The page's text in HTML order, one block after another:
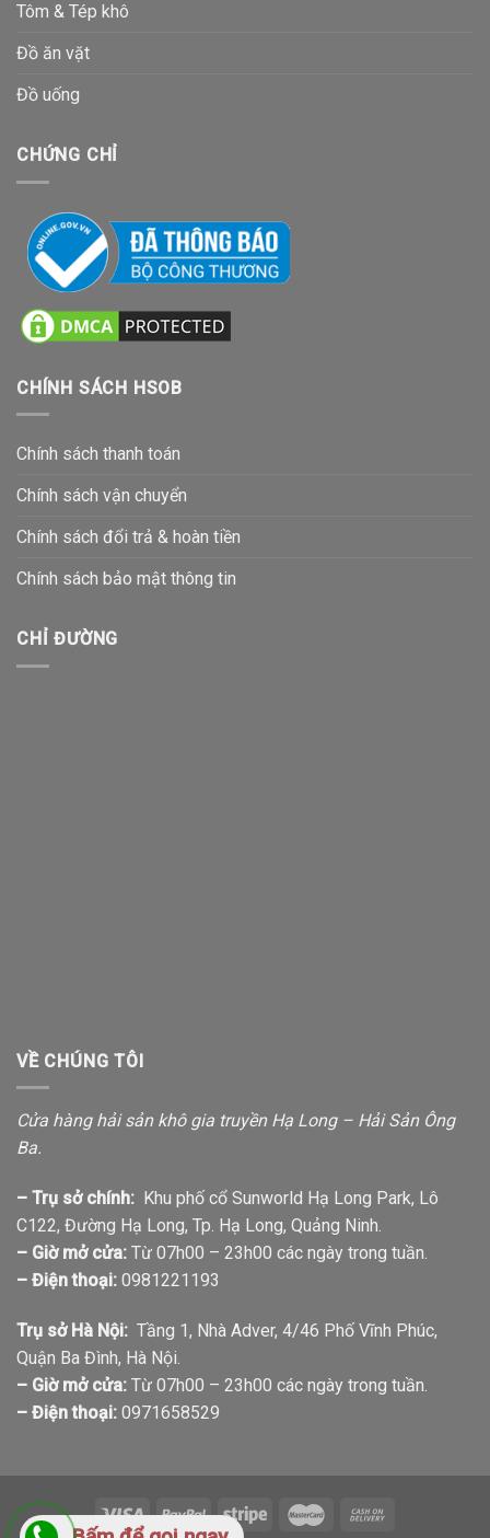
Tôm & Tép khô
Đồ ăn vặt
Đồ uống
CHỨNG CHỈ
CHÍNH SÁCH HSOB
Chính sách thanh toán
Chính sách vận chuyển
Chính sách đổi trả & hoàn tiền
Chính sách bảo mật thông tin
CHỈ ĐƯỜNG
VỀ CHÚNG TÔI
Cửa hàng hải sản khô gia truyền Hạ Long – Hải Sản Ông
Ba.
– Trụ sở chính: Khu phố cổ Sunworld Hạ Long Park, Lô
C122, Đường Hạ Long, Tp. Hạ Long, Quảng Ninh.
– Giờ mở cửa: Từ 07h00 – 23h00 các ngày trong tuần.
– Điện thoại: 0981221193
Trụ sở Hà Nội: Tầng 1, Nhà Adver, 4/46 Phố Vĩnh Phúc,
Quận Ba Đình, Hà Nội.
– Giờ mở cửa: Từ 07h00 – 23h00 các ngày trong tuần.
– Điện thoại: 0971658529